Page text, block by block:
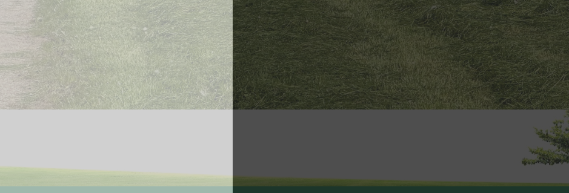
Zwischen dem Kreuzweg und dem Tal liegt der Thelchesberg.
"Wenn Sie mehr darüber wissen und Ihr Wissen teilen möchten,schreiben Sie uns gerne